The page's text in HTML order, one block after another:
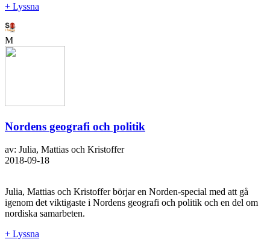
+ Lyssna
M
Nordens geografi och politik
av: Julia, Mattias och Kristoffer
2018-09-18
Julia, Mattias och Kristoffer börjar en Norden-special med att gå
igenom det viktigaste i Nordens geografi och politik och en del om
nordiska samarbeten.
+ Lyssna